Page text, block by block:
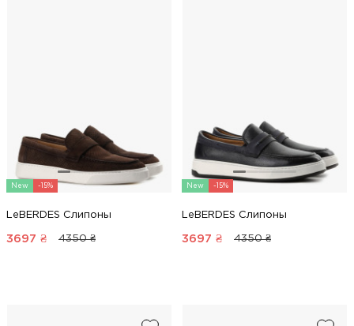
New -15%
LeBERDES Слипоны
3697 ₴ 4350 ₴
New -15%
LeBERDES Слипоны
3697 ₴ 4350 ₴